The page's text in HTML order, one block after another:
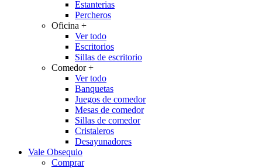
Estanterias
Percheros
Oficina +
Ver todo
Escritorios
Sillas de escritorio
Comedor+
Ver todo
Banquetas
Juegos de comedor
Mesas de comedor
Sillas de comedor
Cristaleros
Desayunadores
Vale Obsequio
Comprar